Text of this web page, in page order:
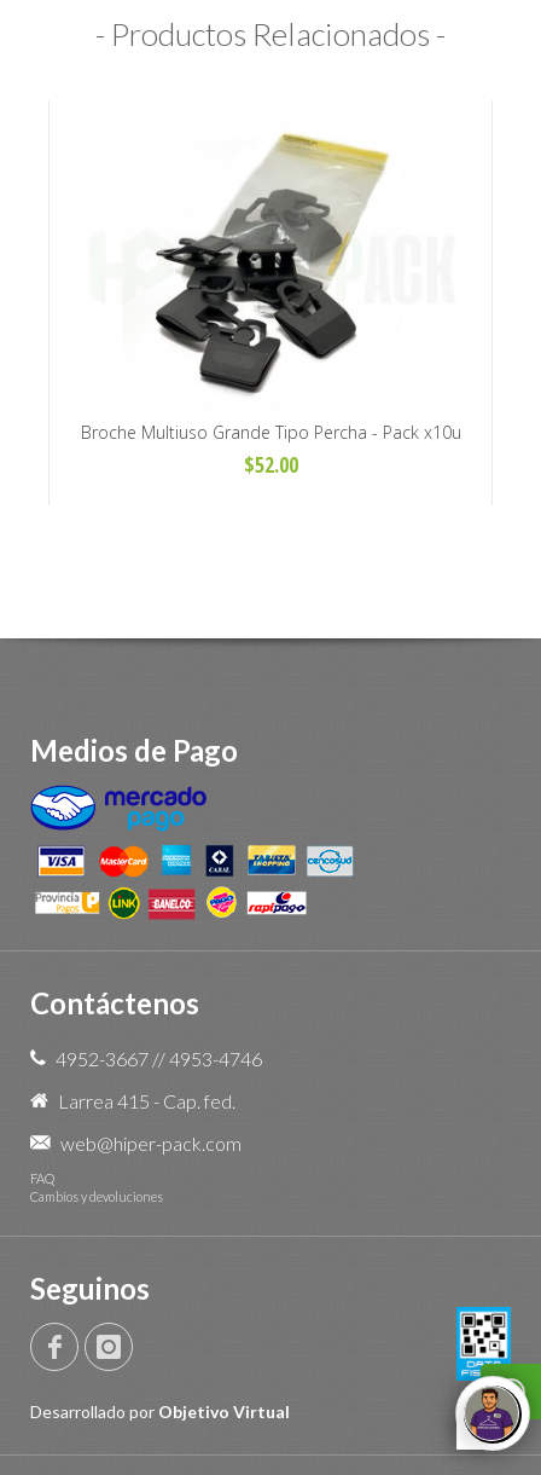
- Productos Relacionados -
Broche Multiuso Grande Tipo Percha - Pack x10u
(Modelo Y-4A)
$52.00
Medios de Pago
Contáctenos
4952-3667 //4953-4746
Larrea 415 - Cap. fed.
web@hiper-pack.com
FAQ
Cambios y devoluciones
Seguinos
Desarrollado por Objetivo Virtual